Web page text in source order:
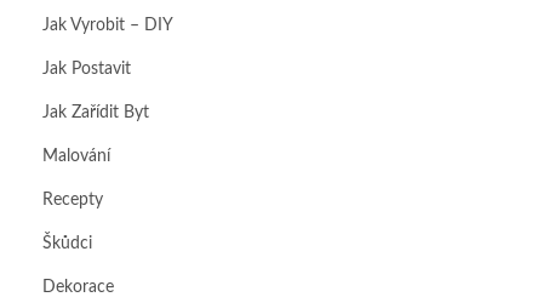
Jak Vyrobit – DIY
Jak Postavit
Jak Zařídit Byt
Malování
Recepty
Škůdci
Dekorace